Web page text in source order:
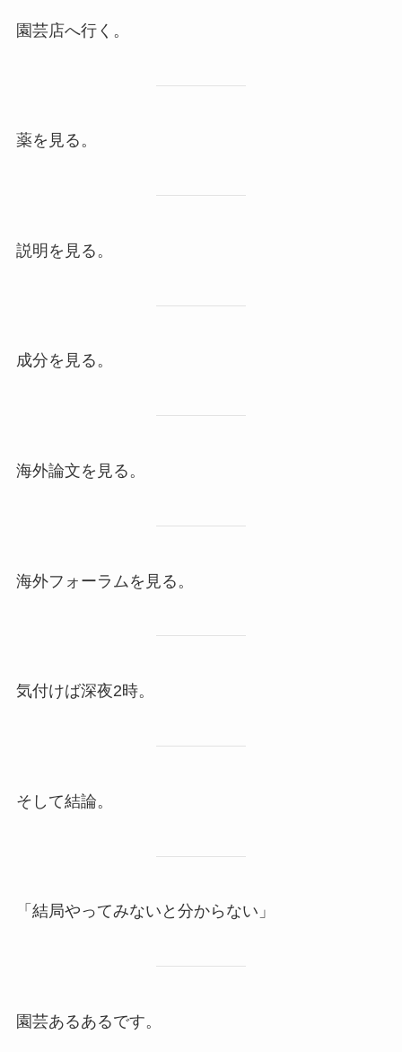
園芸店へ行く。
薬を見る。
説明を見る。
成分を見る。
海外論文を見る。
海外フォーラムを見る。
気付けば深夜2時。
そして結論。
「結局やってみないと分からない」
園芸あるあるです。